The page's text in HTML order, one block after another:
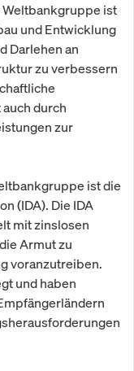
ist
und Entwicklung
Darlehen an
zu verbessern
durch
zur
ist die
(IDA). Die IDA
mit zinslosen
Armut zu
voranzutreiben.
und haben